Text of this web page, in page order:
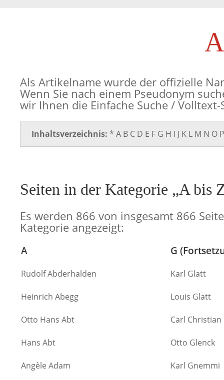
Als Artikelname wurde der offizielle
Wenn Sie nach einem Pseudonym
wir Ihnen die Einfache Suche / Volltext-
Inhaltsverzeichnis: * A B C D E F G H I J K L M N O P
Seiten in der Kategorie „A bis
Es werden 866 von insgesamt 866
Kategorie angezeigt:
A
Rudolf Abderhalden
Heinrich Abegg
Otto Hans Abt
Hans Abt
Angèle Adam
G
Karl Glatt
Louis Glatt
Carl
Otto Glenck
Karl Gnemmi